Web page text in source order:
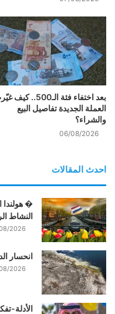
بعد اختفاء فئة الـ500..
العملة الجديدة تفاصيل البيع
والشراء؟
06/08/2026
احدث المقالات
� هولندا
النشاط
2026
انحسار
2026
الأدلة-